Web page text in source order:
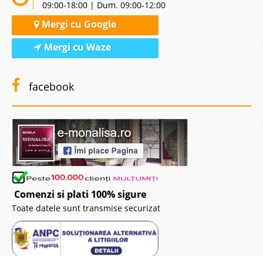
09:00-18:00 | Dum. 09:00-12:00
Mergi cu Google
Mergi cu Waze
facebook
Comenzi si plati 100% sigure
Toate datele sunt transmise securizat